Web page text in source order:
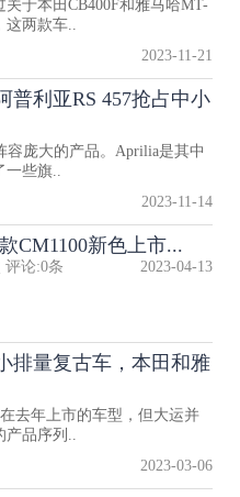
于本田CB400F和雅马哈MT-
这两款车..
2023-11-21
普利亚RS 457抢占中小
容庞大的产品。Aprilia是其中
一些旗..
2023-11-14
CM1100新色上市...
评论:0条 2023-04-13
排量复古车，本田和雅
去年上市的车型，但大运并
产品序列..
2023-03-06